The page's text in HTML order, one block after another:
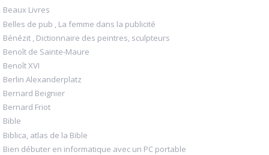
Beaux Livres
Belles de pub , La femme dans la publicité
Bénézit , Dictionnaire des peintres, sculpteurs
Benoît de Sainte-Maure
Benoît XVI
Berlin Alexanderplatz
Bernard Beignier
Bernard Friot
Bible
Biblica, atlas de la Bible
Bien débuter en informatique avec un PC portable